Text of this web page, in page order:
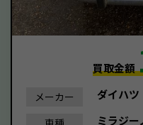
買取金額
メーカー ダイハツ
ミラジー